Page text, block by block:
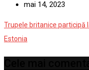
mai 14, 2023
Trupele britanice participă
Estonia